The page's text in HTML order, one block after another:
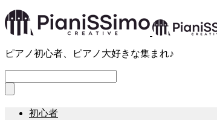
ピアノ初心者、ピアノ大好きな集まれ♪
初心者